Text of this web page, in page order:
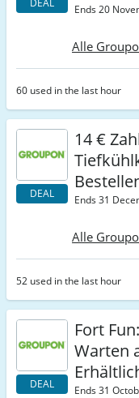
DEAL Ends 20
Alle
60 used in the last hour
DEAL
14 €
Ends 31
Alle
52 used in the last hour
DEAL
Fort
Warten
Ends 31